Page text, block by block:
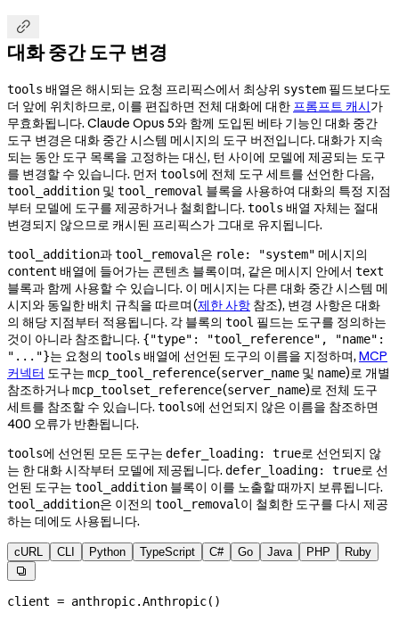

대화 중간 도구 변경
tools 배열은 해시되는 요청 프리픽스에서 최상위 system 필드보다도
더 앞에 위치하므로, 이를 편집하면 전체 대화에 대한 프롬프트 캐시가
무효화됩니다. Claude Opus 5와 함께 도입된 베타 기능인 대화 중간
도구 변경은 대화 중간 시스템 메시지의 도구 버전입니다. 대화가 지속
되는 동안 도구 목록을 고정하는 대신, 턴 사이에 모델에 제공되는 도구
를 변경할 수 있습니다. 먼저 tools에 전체 도구 세트를 선언한 다음,
tool_addition 및 tool_removal 블록을 사용하여 대화의 특정 지점
부터 모델에 도구를 제공하거나 철회합니다. tools 배열 자체는 절대
변경되지 않으므로 캐시된 프리픽스가 그대로 유지됩니다.
tool_addition과tool_removal 은 role: "system" 메시지의
content 배열에 들어가는 콘텐츠 블록이며, 같은 메시지 안에서 text
블록과 함께 사용할 수 있습니다. 이 메시지는 다른 대화 중간 시스템 메
시지와 동일한 배치 규칙을 따르며(제한 사항 참조), 변경 사항은 대화
의 해당 지점부터 적용됩니다. 각 블록의 tool 필드는 도구를 정의하는
것이 아니라 참조합니다. {"type": "tool_reference", "name":
"..."}는 요청의 tools 배열에 선언된 도구의 이름을 지정하며, MCP
커넥터 도구는 mcp_tool_reference(server_name 및 name)로 개별
참조하거나mcp_toolset_reference(server_name)로 전체 도구
세트를 참조할 수 있습니다. tools에 선언되지 않은 이름을 참조하면
400 오류가 반환됩니다.
tools에 선언된 모든 도구는 defer_loading: true로 선언되지 않
는 한 대화 시작부터 모델에 제공됩니다. defer_loading: true로 선
언된 도구는 tool_addition 블록이 이를 노출할 때까지 보류됩니다.
tool_addition은 이전의 tool_removal 이 철회한 도구를 다시 제공
하는 데에도 사용됩니다.
cURL CLI Python TypeScript C# Go Java PHP Ruby

client = anthropic.Anthropic()